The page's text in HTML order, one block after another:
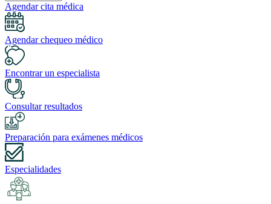
Agendar cita médica
Agendar chequeo médico
Encontrar un especialista
Consultar resultados
Preparación para exámenes médicos
Especialidades